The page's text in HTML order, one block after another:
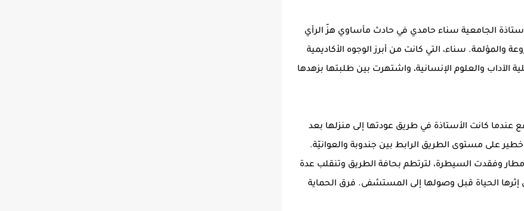
الجامعية سناء حامدي في حادث مأساوي هزّ الرأي
سناء، التي كانت من أبرز الوجوه الأكاديمية
والعلوم الإنسانية، واشتهرت بين طلبتها بزهدها
عندما كانت الأستاذة في طريق عودتها إلى منزلها بعد
على مستوى الطريق الرابط بين جندوبة والعوانيّة.
وفقدت السيطرة، لترتطم بحافة الطريق وتنقلب عدة
إثرها الحياة قبل وصولها إلى المستشفى. فرق الحماية